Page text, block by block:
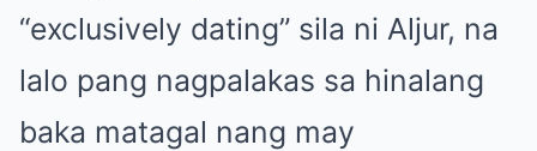
“exclusively dating” sila ni Aljur, na
lalo pang nagpalakas sa hinalang
baka matagal nang may